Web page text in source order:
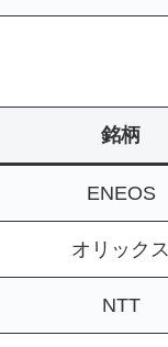
銘柄
ENEOS
オリックス
NTT